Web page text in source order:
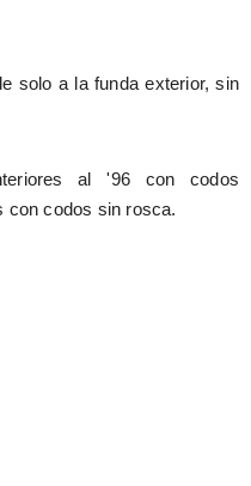
solo a la funda exterior, sin
al '96 con codos
con codos sin rosca.